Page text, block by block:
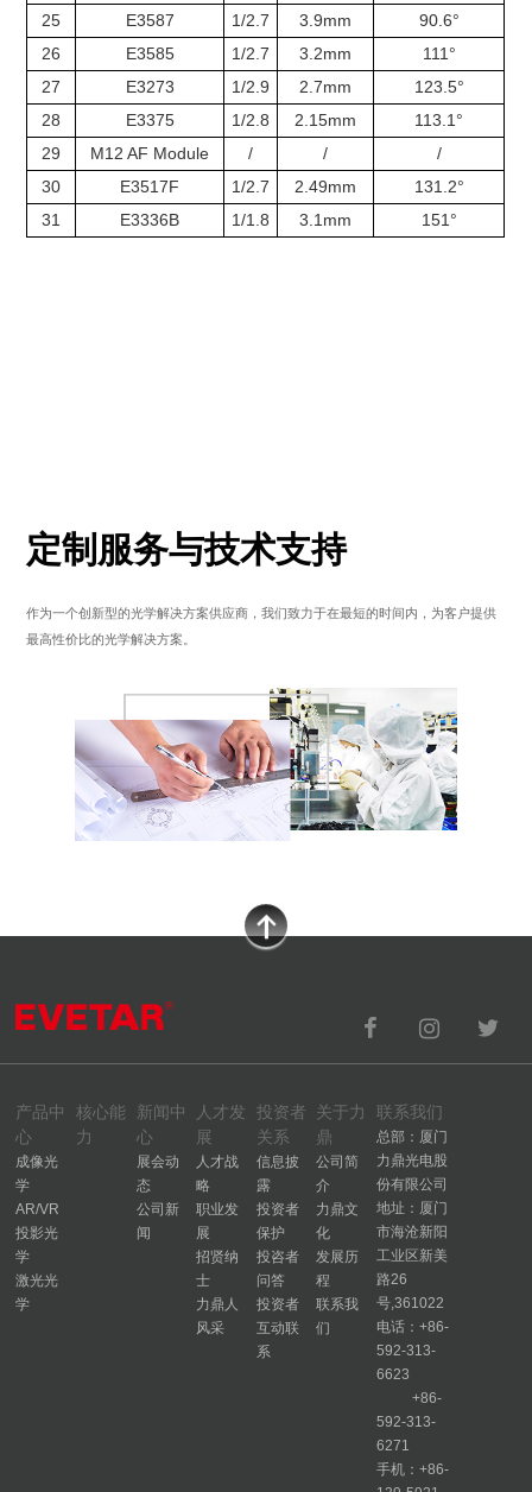
25
E3587 1/2.7 3.9mm
90.6°
26
E3585 1/2.7 3.2mm
111°
27
E3273 1/2.9 2.7mm
123.5°
28
E3375 1/2.8 2.15mm
113.1°
29
M12 AF Module / /
/
30
E3517F 1/2.7 2.49mm
131.2°
31
E3336B 1/1.8 3.1mm 151°
定制服务与技术支持
作为一个创新型的光学解决方案供应商，我们致力于在最短的时间内，为客户提供
最高性价比的光学解决方案。
产品中
心
成像光
学
AR/VR
投影光
学
激光光
学
核心能
力
新闻中
心
展会动
态
公司新
闻
人才发
展
人才战
略
职业发
展
招贤纳
士
力鼎人
风采
投资者
关系
信息披
露
投资者
保护
投咨者
问答
投资者
互动联
系
关于力
鼎
公司简
介
力鼎文
化
发展历
程
联系我
们
联系我们
总部：厦门
力鼎光电股
份有限公司
地址：厦门
市海沧新阳
工业区新美
路26
号,361022
电话：+86-
592-313-
6623
+86-
592-313-
6271
手机：+86-